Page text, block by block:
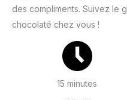
des compliments. Suivez le
chocolaté chez vous !
15 minutes